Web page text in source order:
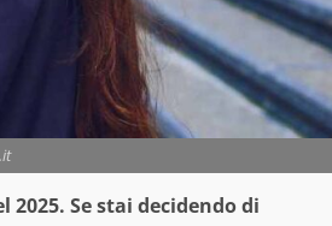
Se stai decidendo di